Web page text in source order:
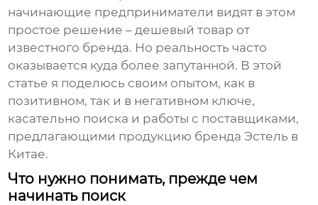
начинающие предприниматели видят в этом
простое решение – дешевый товар от
известного бренда. Но реальность часто
оказывается куда более запутанной. В этой
статье я поделюсь своим опытом, как в
позитивном, так и в негативном ключе,
касательно поиска и работы с поставщиками,
предлагающими продукцию бренда Эстель в
Китае.
Что нужно понимать, прежде чем
начинать поиск